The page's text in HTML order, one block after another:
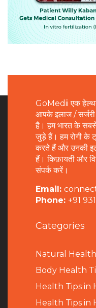
GoMedii एक
आपके इलाज / सर्जरी
है। हम भारत के
जुड़े हैं। हम रोगी के
करते हैं और उनकी
हैं। किफ़ायती और
संपर्क करें।
Email:
Phone: +91
Categories
Natural
Body Health
Health Tips in
Health Tips in